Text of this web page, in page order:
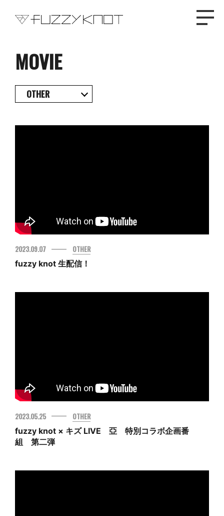
TOP
MOVIE
GOODS
ENGLISH
MOVIE
OTHER
2023.09.07
OTHER
fuzzy knot 生配信！
2023.05.25
OTHER
fuzzy knot × キズ LIVE 亞 特別コラボ企画番
組 第二弾